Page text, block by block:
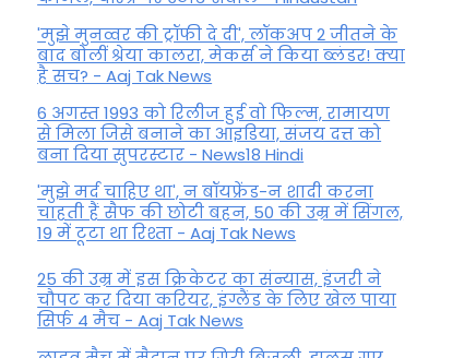
'मुझे मुनव्वर की ट्रॉफी दे दी', लॉकअप 2 जीतने के
बाद बोलीं श्रेया कालरा, मेकर्स ने किया ब्लंडर! क्या
है सच? - Aaj Tak News
6 अगस्त 1993 को रिलीज हुई वो फिल्म, रामायण
से मिला जिसे बनाने का आइडिया, संजय दत्त को
बना दिया सुपरस्टार - News18 Hindi
'मुझे मर्द चाहिए था', न बॉयफ्रेंड-न शादी करना
चाहती हैं सैफ की छोटी बहन, 50 की उम्र में सिंगल,
19 में टूटा था रिश्ता - Aaj Tak News
25 की उम्र में इस क्रिकेटर का संन्यास, इंजरी ने
चौपट कर दिया करियर, इंग्लैंड के लिए खेल पाया
सिर्फ 4 मैच - Aaj Tak News